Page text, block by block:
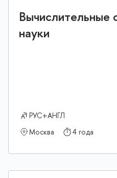
Вычислительные
науки
РУС+АНГЛ
Москва
4 года